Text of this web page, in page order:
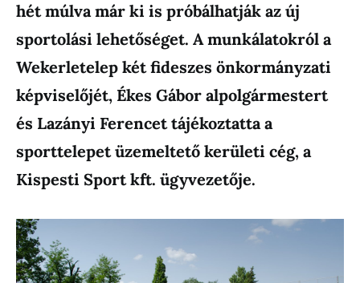
hét múlva már ki is próbálhatják az új
sportolási lehetőséget. A munkálatokról a
Wekerletelep két fideszes önkormányzati
képviselőjét, Ékes Gábor alpolgármestert
és Lazányi Ferencet tájékoztatta a
sporttelepet üzemeltető kerületi cég, a
Kispesti Sport kft. ügyvezetője.